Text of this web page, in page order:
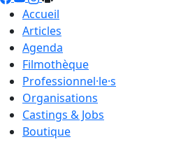
Accueil
Articles
Agenda
Filmothèque
Professionnel·le·s
Organisations
Castings & Jobs
Boutique